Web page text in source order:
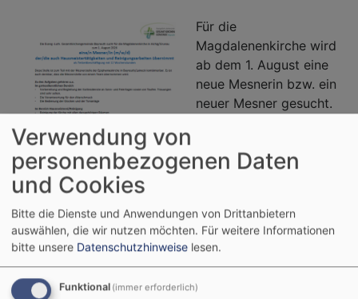
Für die
Magdalenenkirche wird
ab dem 1. August eine
neue Mesnerin bzw. ein
neuer Mesner gesucht.
Ausschreibung:
Weiterlesenüber
Wir
suchen
Verwendung von
personenbezogenen Daten
und Cookies
Bitte die Dienste und Anwendungen von Drittanbietern
auswählen, die wir nutzen möchten. Für weitere Informationen
bitte unsere Datenschutzhinweise lesen.
Funktional (immer erforderlich)